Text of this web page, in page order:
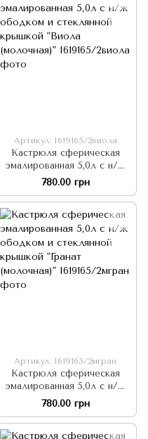
Артикул: I619165/2виола
Кастрюля сферическая
эмалированная 5,0л с н/ж
ободком и стеклянной
крышкой "Виола
(молочная)"
780.00 грн
Артикул: I619165/2мгран
Кастрюля сферическая
эмалированная 5,0л с н/ж
ободком и стеклянной
крышкой "Гранат
(молочная)"
780.00 грн